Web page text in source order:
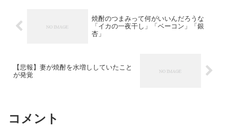
焼酎のつまみって何がいいんだろうな
「イカの一夜干し」「ベーコン」「銀
杏」
【悲報】妻が焼酎を水増ししていたこと
が発覚
コメント